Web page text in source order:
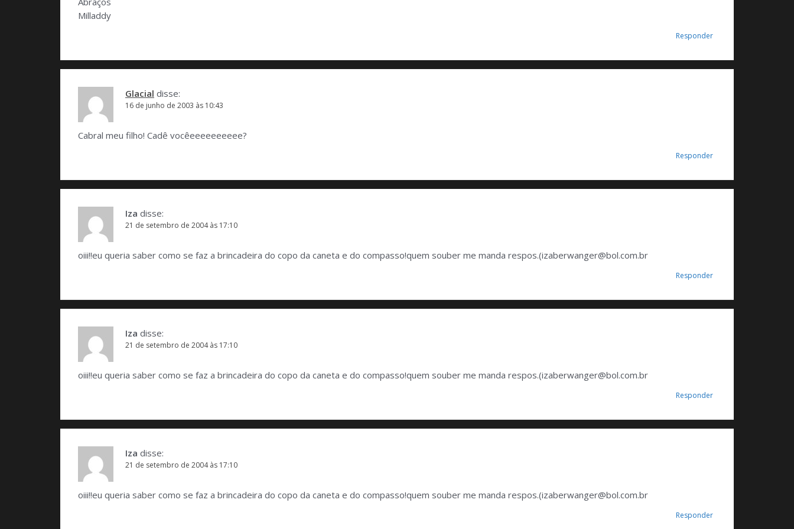
Milladdy
Responder
Glacial disse:
16 de junho de 2003 às 10:43
Cabral meu filho! Cadê vocêeeeeeeeeee?
Responder
Iza disse:
21 de setembro de 2004 às 17:10
oiii!!eu queria saber como se faz a brincadeira do copo da caneta e do compasso!quem souber me manda respos.(izaberwanger@bol.com.br
Responder
Iza disse:
21 de setembro de 2004 às 17:10
oiii!!eu queria saber como se faz a brincadeira do copo da caneta e do compasso!quem souber me manda respos.(izaberwanger@bol.com.br
Responder
Iza disse:
21 de setembro de 2004 às 17:10
oiii!!eu queria saber como se faz a brincadeira do copo da caneta e do compasso!quem souber me manda respos.(izaberwanger@bol.com.br
Responder